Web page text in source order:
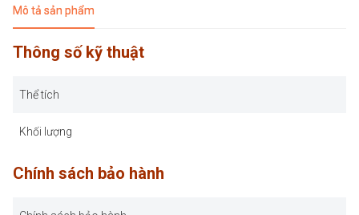
Mô tả sản phẩm
Thông số kỹ thuật
Thể tích
Khối lượng
Chính sách bảo hành